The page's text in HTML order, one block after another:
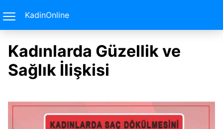
KadinOnline
Kadınlarda Güzellik ve
Sağlık İlişkisi